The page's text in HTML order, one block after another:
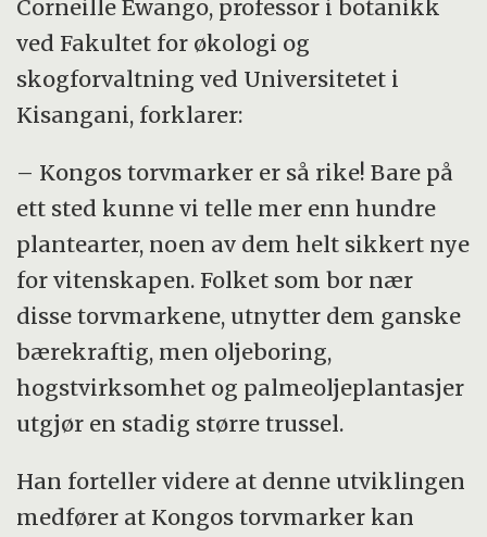
Corneille Ewango, professor i botanikk
ved Fakultet for økologi og
skogforvaltning ved Universitetet i
Kisangani, forklarer:
– Kongos torvmarker er så rike! Bare på
ett sted kunne vi telle mer enn hundre
plantearter, noen av dem helt sikkert nye
for vitenskapen. Folket som bor nær
disse torvmarkene, utnytter dem ganske
bærekraftig, men oljeboring,
hogstvirksomhet og palmeoljeplantasjer
utgjør en stadig større trussel.
Han forteller videre at denne utviklingen
medfører at Kongos torvmarker kan